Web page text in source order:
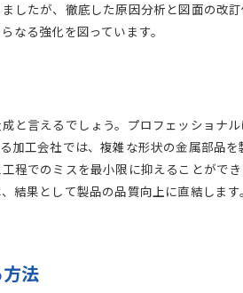
したが、徹底した原因分析と図面の改
なる強化を図っています。
と言えるでしょう。プロフェッショナ
工会社では、複雑な形状の金属部品
程でのミスを最小限に抑えることがで
結果として製品の品質向上に直結しま
法